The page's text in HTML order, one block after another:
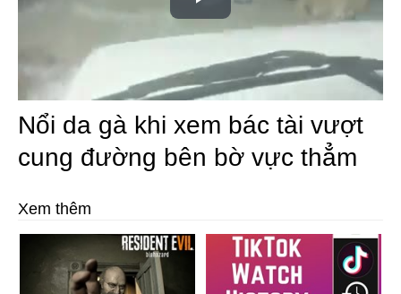
Play
Video
Nổi da gà khi xem bác tài vượt
cung đường bên bờ vực thẳm
Xem thêm